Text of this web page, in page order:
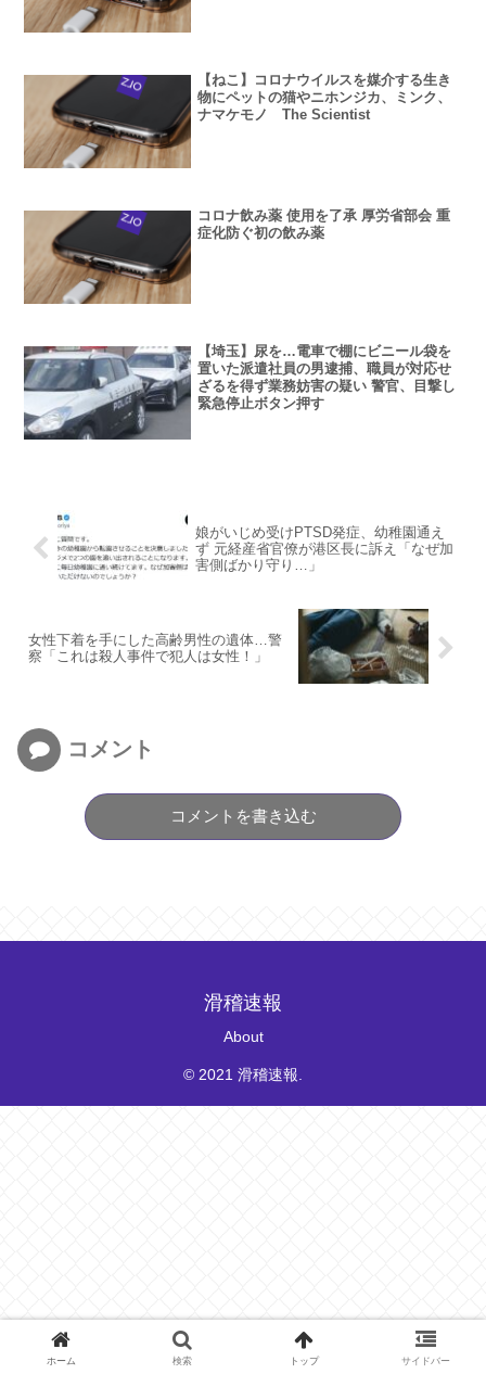
【ねこ】コロナウイルスを媒介する生き
物にペットの猫やニホンジカ、ミンク、
ナマケモノ The Scientist
コロナ飲み薬 使用を了承 厚労省部会 重
症化防ぐ初の飲み薬
【埼玉】尿を…電車で棚にビニール袋を
置いた派遣社員の男逮捕、職員が対応せ
ざるを得ず業務妨害の疑い 警官、目撃し
緊急停止ボタン押す
娘がいじめ受けPTSD発症、幼稚園通え
ず 元経産省官僚が港区長に訴え「なぜ加
害側ばかり守り…」
女性下着を手にした高齢男性の遺体…警
察「これは殺人事件で犯人は女性！」
コメント
コメントを書き込む
滑稽速報
About
© 2021 滑稽速報.
ホーム 検索 トップ サイドバー